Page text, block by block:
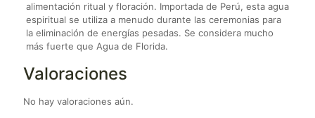
alimentación ritual y floración. Importada de Perú, esta agua
espiritual se utiliza a menudo durante las ceremonias para
la eliminación de energías pesadas. Se considera mucho
más fuerte que Agua de Florida.
Valoraciones
No hay valoraciones aún.